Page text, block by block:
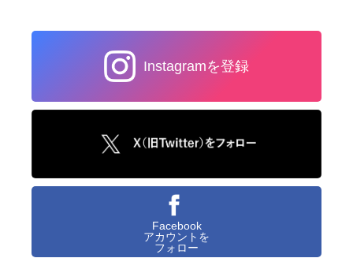
Instagramを登録
Facebook
アカウントを
フォロー